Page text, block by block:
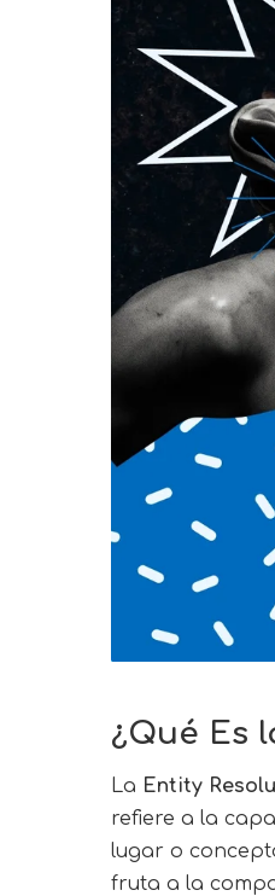
¿Qué Es
La Entity
refiere a la
lugar o
fruta a la